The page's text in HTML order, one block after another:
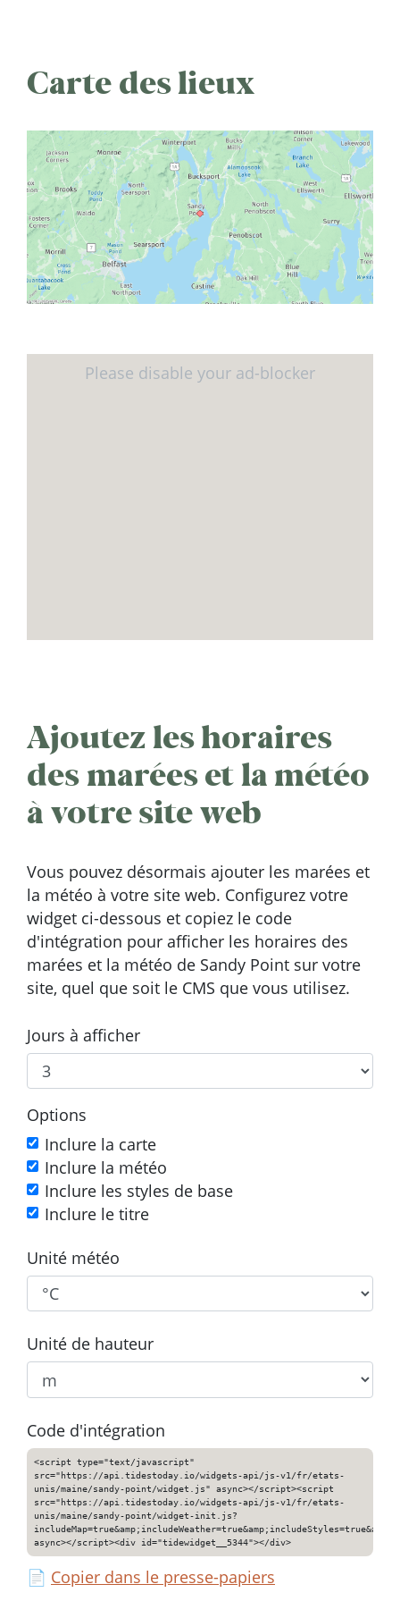
Carte des lieux
Ajoutez les horaires
des marées et la météo
à votre site web
Vous pouvez désormais ajouter les marées et
la météo à votre site web. Configurez votre
widget ci-dessous et copiez le code
d'intégration pour afficher les horaires des
marées et la météo de Sandy Point sur votre
site, quel que soit le CMS que vous utilisez.
Jours à afficher
Options
Inclure la carte
Inclure la météo
Inclure les styles de base
Inclure le titre
Unité météo
Unité de hauteur
Code d'intégration
<script type="text/javascript"
src="https://api.tidestoday.io/widgets-api/js-v1/fr/etats-
unis/maine/sandy-point/widget.js" async></script><script
src="https://api.tidestoday.io/widgets-api/js-v1/fr/etats-
unis/maine/sandy-point/widget-init.js?
async></script><div id="tidewidget__5344"></div>
📄 Copier dans le presse-papiers